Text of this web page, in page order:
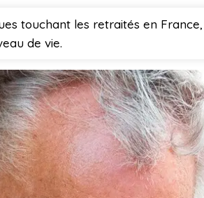
touchant les retraités en
de vie.